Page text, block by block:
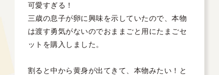
可愛すぎる！
三歳の息子が卵に興味を示していたので、本物
は渡す勇気がないのでおままごと用にたまごセ
ットを購入しました。
割ると中から黄身が出てきて、本物みたい！と